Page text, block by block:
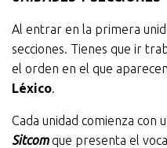
Al entrar en la primera
secciones. Tienes que ir
el orden en el que
Léxico.
Cada unidad comienza con
Sitcomque presenta el